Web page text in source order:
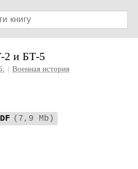
2 и БТ-5
| Военная история
DF (7,9 Mb)